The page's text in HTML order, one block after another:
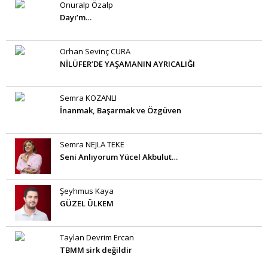
Onuralp Özalp
Dayı’m…
Orhan Sevinç CURA
NİLÜFER’DE YAŞAMANIN AYRICALIĞI
Semra KOZANLI
İnanmak, Başarmak ve Özgüven
Semra NEJLA TEKE
Seni Anlıyorum Yücel Akbulut…
Şeyhmus Kaya
GÜZEL ÜLKEM
Taylan Devrim Ercan
TBMM sirk değildir